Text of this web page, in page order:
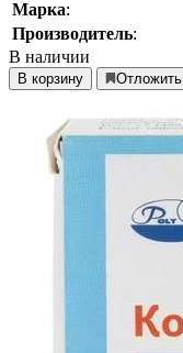
Марка:
Производитель:
В наличии
В корзину Отложить